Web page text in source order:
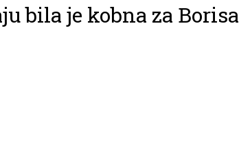
bila je kobna za Borisa